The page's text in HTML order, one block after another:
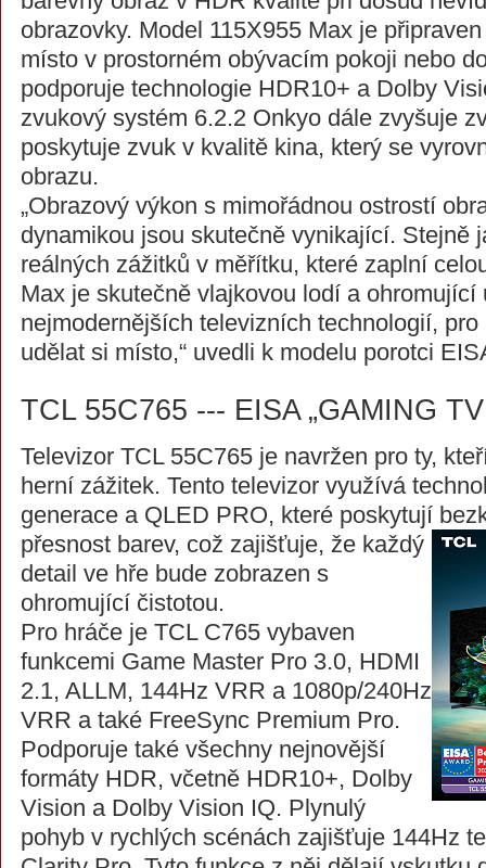
obrazovky. Model 115X955 Max je
místo v prostorném obývacím pokoji nebo
podporuje technologie HDR10+ a Dolby
zvukový systém 6.2.2 Onkyo dále zvyšuje
poskytuje zvuk v kvalitě kina, který se
obrazu.
„Obrazový výkon s mimořádnou ostrostí
dynamikou jsou skutečně vynikající. Stejně
reálných zážitků v měřítku, které zaplní
Max je skutečně vlajkovou lodí a ohromující
nejmodernějších televizních technologií,
udělat si místo,“ uvedli k modelu porotci
TCL 55C765 --- EISA „GAMING
Televizor TCL 55C765 je navržen pro ty,
herní zážitek. Tento televizor využívá
generace a QLED PRO, které poskytují
přesnost barev, což zajišťuje, že každý
detail ve hře bude zobrazen s
ohromující čistotou.
Pro hráče je TCL C765 vybaven
funkcemi Game Master Pro 3.0, HDMI
2.1, ALLM, 144Hz VRR a 1080p/240Hz
VRR a také FreeSync Premium Pro.
Podporuje také všechny nejnovější
formáty HDR, včetně HDR10+, Dolby
Vision a Dolby Vision IQ. Plynulý
pohyb v rychlých scénách zajišťuje 144Hz